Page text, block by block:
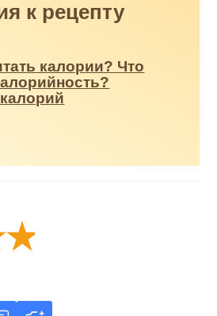
к рецепту
калории? Что